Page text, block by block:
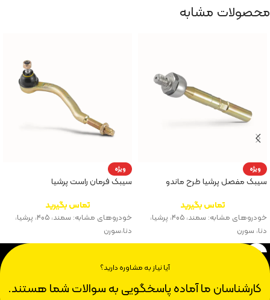
محصولات مشابه
ویژه
سیبک مفصل پرشیا طرح ماندو
تماس بگیرید
خودروهای مشابه: سمند، ۴۰۵، پرشیا،
دنا، سورن
ویژه
سیبک فرمان راست پرشیا
تماس بگیرید
خودروهای مشابه: سمند، ۴۰۵، پرشیا،
دنا،سورن
آیا نیاز به مشاوره دارید؟
کارشناسان ما آماده پاسخگویی به سوالات شما هستند.